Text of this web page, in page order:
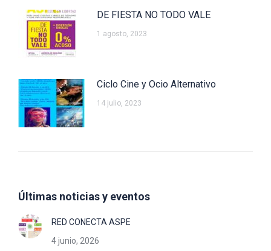
DE FIESTA NO TODO VALE
1 agosto, 2023
Ciclo Cine y Ocio Alternativo
14 julio, 2023
Últimas noticias y eventos
RED CONECTA ASPE
4 junio, 2026